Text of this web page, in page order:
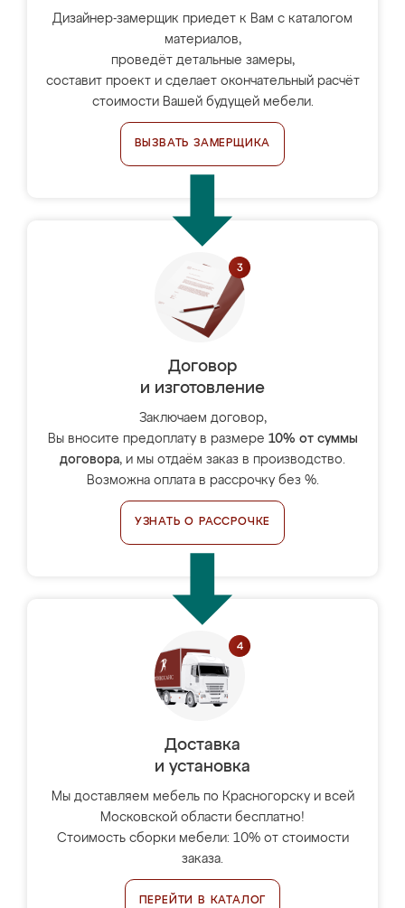
Дизайнер-замерщик приедет к Вам с каталогом
материалов,
проведёт детальные замеры,
составит проект и сделает окончательный расчёт
стоимости Вашей будущей мебели.
ВЫЗВАТЬ ЗАМЕРЩИКА
Договор
и изготовление
Заключаем договор,
Вы вносите предоплату в размере 10% от суммы
договора, и мы отдаём заказ в производство.
Возможна оплата в рассрочку без %.
УЗНАТЬ О РАССРОЧКЕ
Доставка
и установка
Мы доставляем мебель по Красногорску и всей
Московской области бесплатно!
Стоимость сборки мебели: 10% от стоимости
заказа.
ПЕРЕЙТИ В КАТАЛОГ